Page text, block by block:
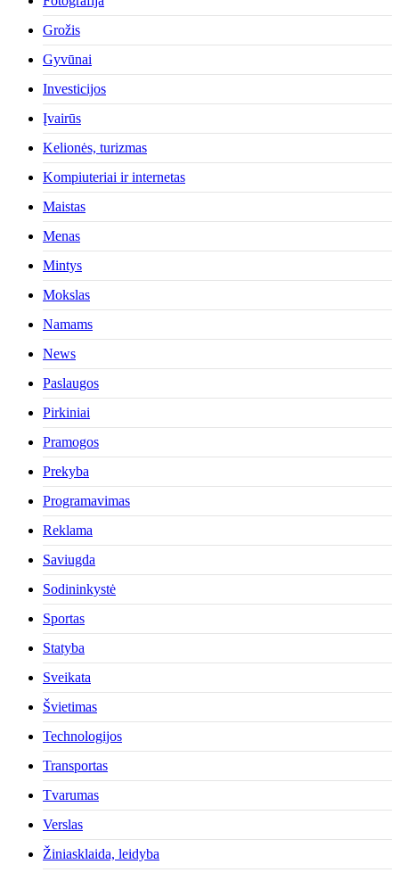
Grožis
Gyvūnai
Investicijos
Įvairūs
Kelionės, turizmas
Kompiuteriai ir internetas
Maistas
Menas
Mintys
Mokslas
Namams
News
Paslaugos
Pirkiniai
Pramogos
Prekyba
Programavimas
Reklama
Saviugda
Sodininkystė
Sportas
Statyba
Sveikata
Švietimas
Technologijos
Transportas
Tvarumas
Verslas
Žiniasklaida, leidyba